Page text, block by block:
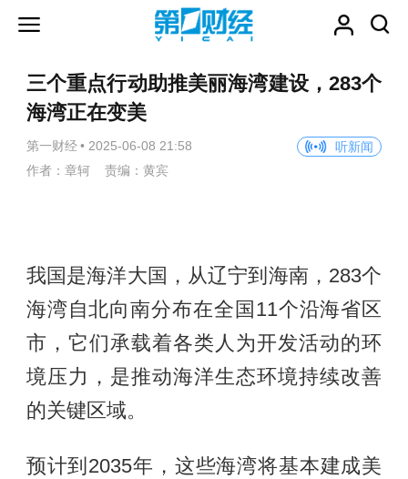
三个重点行动助推美丽海湾建设，283个
海湾正在变美
第一财经 • 2025-06-08 21:58
听新闻
作者：章轲 责编：黄宾
我国是海洋大国，从辽宁到海南，283个
海湾自北向南分布在全国11个沿海省区
市，它们承载着各类人为开发活动的环
境压力，是推动海洋生态环境持续改善
的关键区域。
预计到2035年，这些海湾将基本建成美